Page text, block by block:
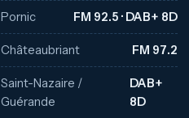
Pornic FM 92.5 · DAB+ 8D
Châteaubriant FM 97.2
Saint-Nazaire /
Guérande
DAB+
8D